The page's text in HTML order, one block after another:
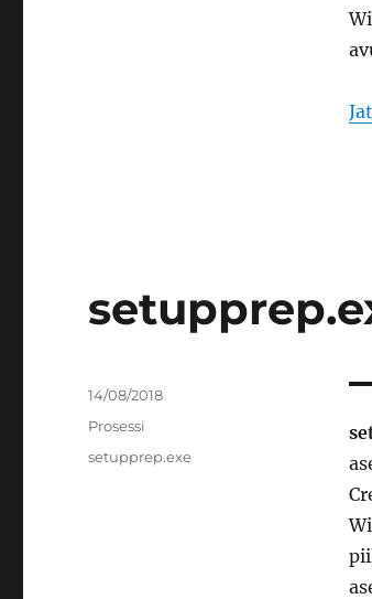
Julkaistu
14/08/2018
Kategoriat
Prosessi
Avainsanat
setupprep.exe